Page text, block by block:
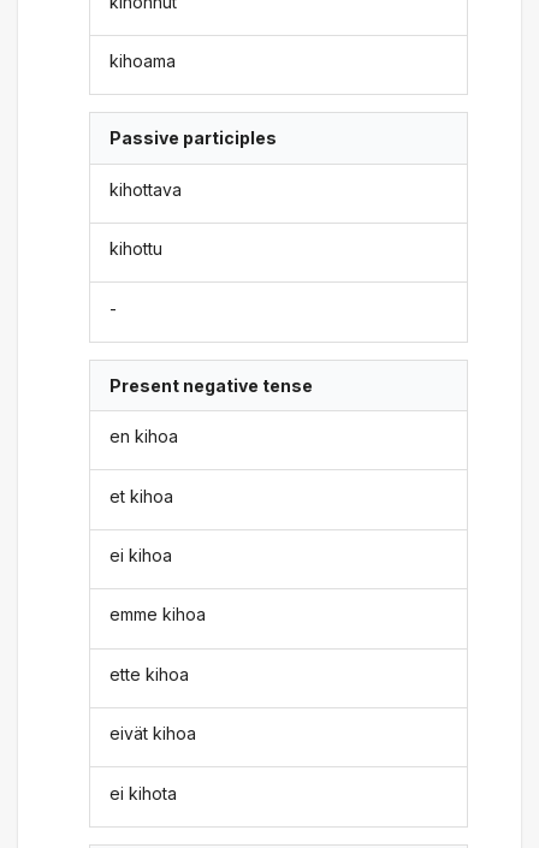
kihoama
Passive participles
kihottava
kihottu
-
Present negative tense
en kihoa
et kihoa
ei kihoa
emme kihoa
ette kihoa
eivät kihoa
ei kihota